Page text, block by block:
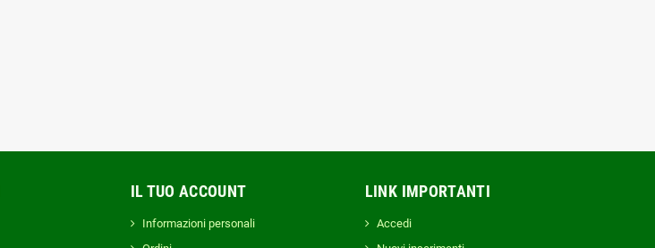
IL TUO ACCOUNT
Informazioni personali
LINK IMPORTANTI
Accedi